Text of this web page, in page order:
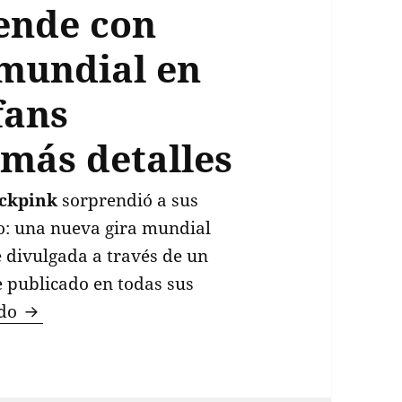
con
en
detalles
sorprendió a sus
una nueva gira mundial
a través de un
publicado en todas sus
Blackpink sorprende con anuncio de gira